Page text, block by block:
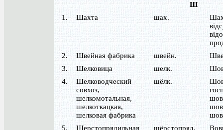
Ш
1.
Шахта шах.
2.
Швейная фабрика швейн.
3.
Шелковица шелк.
4.
Шелководческий
совхоз,
шелкомотальная,
шелкоткацкая,
шелковая фабрика
шёлк.
5.
Шерстопрядильная
шёрстопряд.